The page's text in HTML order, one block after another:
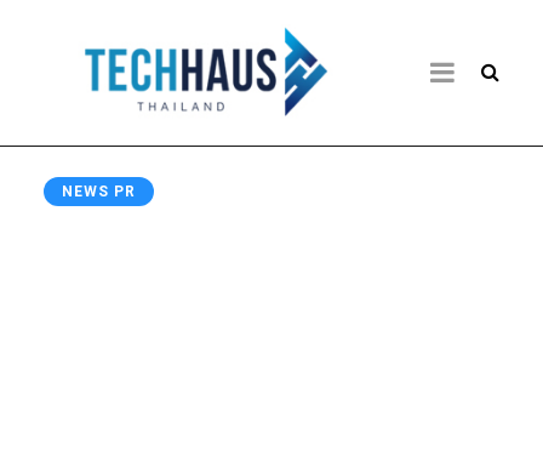
NEWS PR